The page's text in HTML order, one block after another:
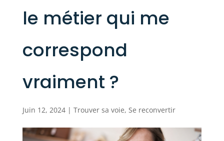
le métier qui me
correspond
vraiment ?
Juin 12, 2024| Trouver sa voie, Se reconvertir